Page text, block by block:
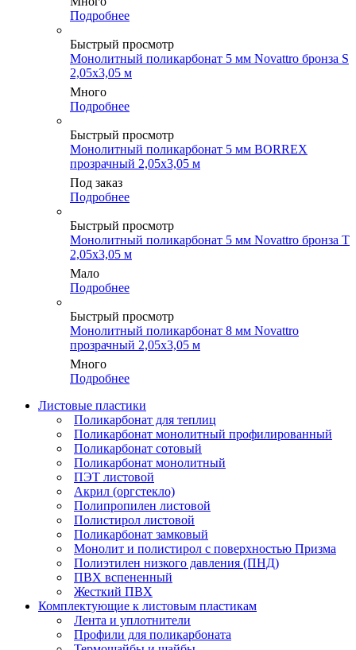
Подробнее
Быстрый просмотр
Монолитный поликарбонат 5 мм Novattro бронза S
2,05х3,05 м
Много
Подробнее
Быстрый просмотр
Монолитный поликарбонат 5 мм BORREX
прозрачный 2,05х3,05 м
Под заказ
Подробнее
Быстрый просмотр
Монолитный поликарбонат 5 мм Novattro бронза Т
2,05х3,05 м
Мало
Подробнее
Быстрый просмотр
Монолитный поликарбонат 8 мм Novattro
прозрачный 2,05х3,05 м
Много
Подробнее
Листовые пластики
Поликарбонат для теплиц
Поликарбонат монолитный профилированный
Поликарбонат сотовый
Поликарбонат монолитный
ПЭТ листовой
Акрил (оргстекло)
Полипропилен листовой
Полистирол листовой
Поликарбонат замковый
Монолит и полистирол с поверхностью Призма
Полиэтилен низкого давления (ПНД)
ПВХ вспененный
Жесткий ПВХ
Комплектующие к листовым пластикам
Лента и уплотнители
Профили для поликарбоната